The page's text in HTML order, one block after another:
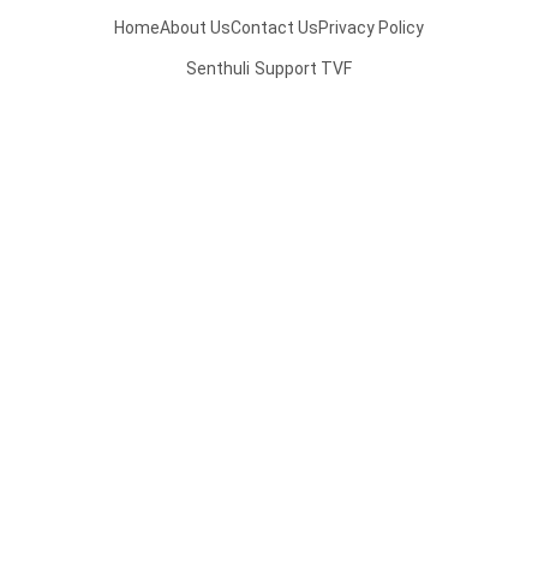
HomeAbout UsContact UsPrivacy Policy
Senthuli Support TVF